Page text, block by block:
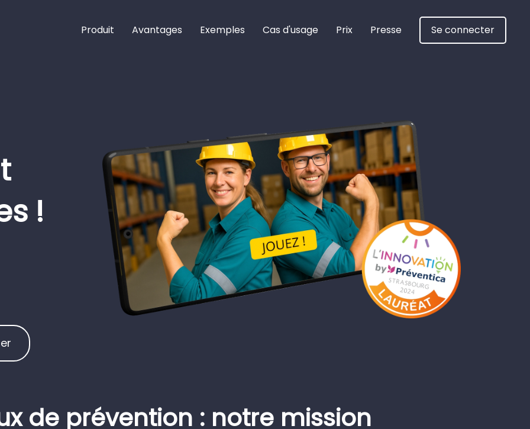
Produit Avantages Exemples Cas d'usage Prix Presse Se connecter
!
de prévention : notre mission